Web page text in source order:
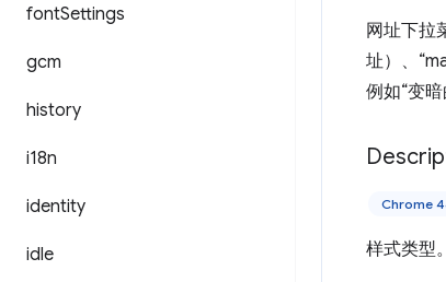
fontSettings
gcm
history
i18n
identity
idle
网址下拉
址）、
例如“变暗
Chrome
样式类型。